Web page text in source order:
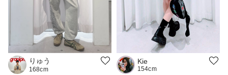
りゅう
168cm
Kie
154cm